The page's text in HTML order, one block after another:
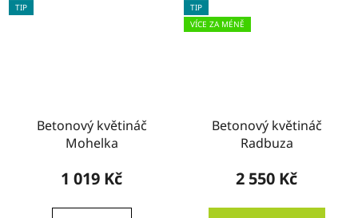
TIP
Betonový květináč
Mohelka
1 019 Kč
TIP
VÍCE ZA MÉNĚ
Betonový květináč
Radbuza
2 550 Kč